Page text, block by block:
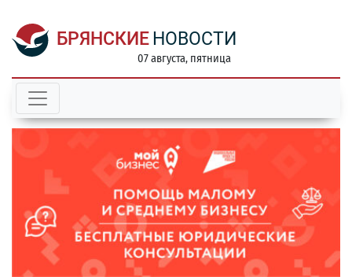
БРЯНСКИЕ НОВОСТИ
07 августа, пятница